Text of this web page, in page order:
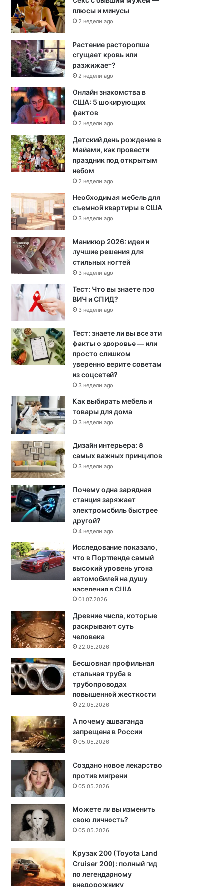
плюсы и минусы
2 недели ago
Растение расторопша
сгущает кровь или
разжижает?
2 недели ago
Онлайн знакомства в
США: 5 шокирующих
фактов
2 недели ago
Детский день рождение в
Майами, как провести
праздник под открытым
небом
2 недели ago
Необходимая мебель для
съемной квартиры в США
3 недели ago
Маникюр 2026: идеи и
лучшие решения для
стильных ногтей
3 недели ago
Тест: Что вы знаете про
ВИЧ и СПИД?
3 недели ago
Тест: знаете ли вы все эти
факты о здоровье — или
просто слишком
уверенно верите советам
из соцсетей?
3 недели ago
Как выбирать мебель и
товары для дома
3 недели ago
Дизайн интерьера: 8
самых важных принципов
3 недели ago
Почему одна зарядная
станция заряжает
электромобиль быстрее
другой?
4 недели ago
Исследование показало,
что в Портленде самый
высокий уровень угона
автомобилей на душу
населения в США
01.07.2026
Древние числа, которые
раскрывают суть
человека
22.05.2026
Бесшовная профильная
стальная труба в
трубопроводах
повышенной жесткости
22.05.2026
А почему ашваганда
запрещена в России
05.05.2026
Создано новое лекарство
против мигрени
05.05.2026
Можете ли вы изменить
свою личность?
05.05.2026
Крузак 200 (Toyota Land
Cruiser 200): полный гид
по легендарному
внедорожнику